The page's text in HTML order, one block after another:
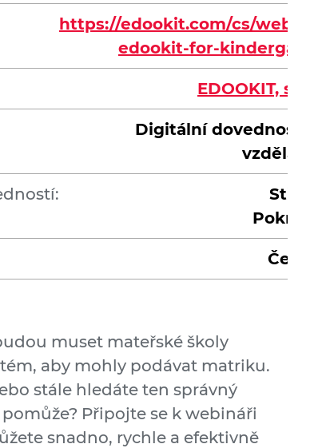
https://edookit.com/cs/webinar-
edookit-for-kindergarten
EDOOKIT, s. r. o.
Digitální dovednosti ve
vzdělávání
Střední
Pokročilá
Čeština
muset mateřské školy
aby mohly podávat matriku.
stále hledáte ten správný
Připojte se k webináři
snadno, rychle a efektivně